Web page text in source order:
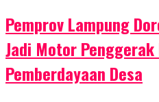
Pemprov Lampung
Jadi Motor Penggerak
Pemberdayaan Desa